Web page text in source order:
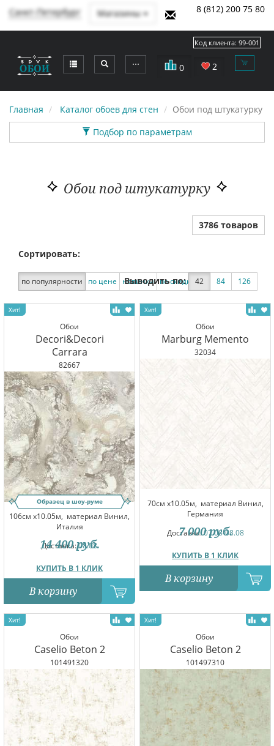
Санкт-Петербург Магазины 8 (812) 200 75 80
⋯ 0 2
Код клиента: 99-001
Главная Каталог обоев для стен
Обои под штукатурку
Подбор по параметрам
Обои под штукатурку
3786 товаров
Сортировать:
по популярности по цене новинки по скидке
Выводить по: 42 84 126
Обои
Decori&Decori
Carrara
82667
Образец в шоу-руме
106см x10.05м, материал Винил,
Италия
Доставка:08.08
КУПИТЬ В 1 КЛИК
14 400 руб.
В корзину
Обои
Marburg Memento
32034
70см x10.05м, материал Винил,
Германия
Доставка:07.08-08.08
КУПИТЬ В 1 КЛИК
7 000 руб.
В корзину
Обои
Caselio Beton 2
101491320
Обои
Caselio Beton 2
101497310